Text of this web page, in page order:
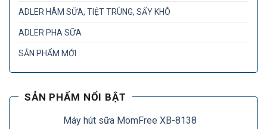
ADLER HÂM SỮA, TIỆT TRÙNG, SẤY KHÔ
ADLER PHA SỮA
SẢN PHẨM MỚI
SẢN PHẨM NỔI BẬT
Máy hút sữa MomFree XB-8138